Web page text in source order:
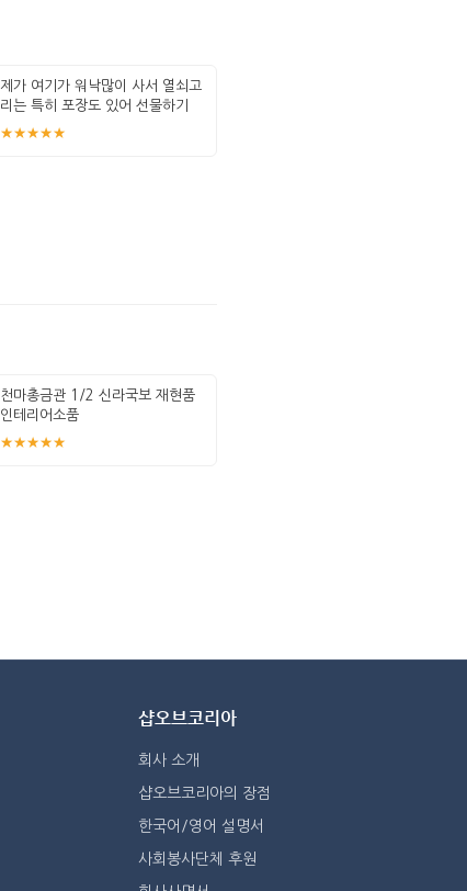
제가 여기가 워낙많이 사서 열쇠고
리는 특히 포장도 있어 선물하기
좋고 퀄
★★★★★
천마총금관 1/2 신라국보 재현품
인테리어소품
★★★★★
샵오브코리아
회사 소개
샵오브코리아의 장점
한국어/영어 설명서
사회봉사단체 후원